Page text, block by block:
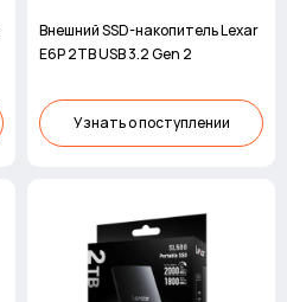
Внешний SSD-накопитель Lexar
E6P 2TB USB 3.2 Gen 2
Узнать о поступлении